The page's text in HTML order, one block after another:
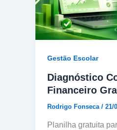
Gestão Escolar
Diagnóstico
Financeiro
Rodrigo Fonseca / 21/
Planilha gratuita